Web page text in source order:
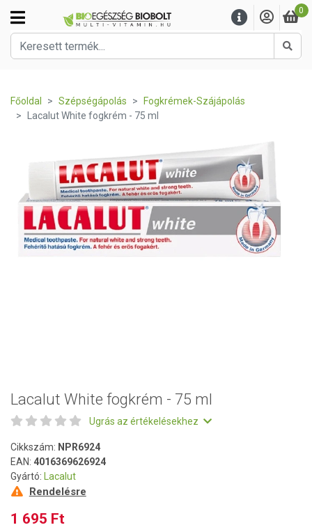
0
Főoldal Szépségápolás
Fogkrémek-Szájápolás
Lacalut White fogkrém - 75 ml
Lacalut White fogkrém - 75 ml
Ugrás az értékelésekhez
Cikkszám: NPR6924
EAN: 4016369626924
Gyártó:
Lacalut
Rendelésre
1 695 Ft